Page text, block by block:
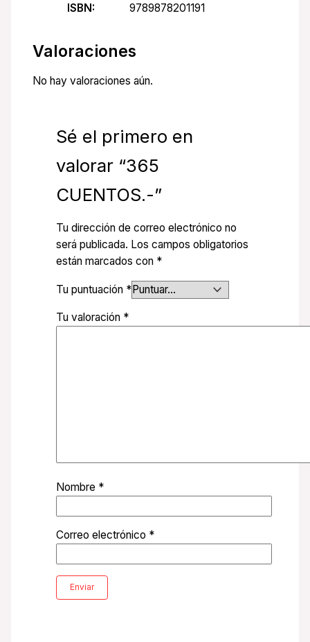
ISBN: 9789878201191
Valoraciones
No hay valoraciones aún.
Sé el primero en
valorar “365
CUENTOS.-”
Tu dirección de correo electrónico no
será publicada. Los campos obligatorios
están marcados con *
Tu puntuación *
Tu valoración *
Nombre *
Correo electrónico *